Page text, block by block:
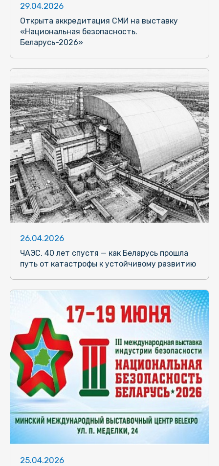
29.04.2026
Открыта аккредитация СМИ на выставку
«Национальная безопасность.
Беларусь-2026»
26.04.2026
ЧАЭС. 40 лет спустя — как Беларусь прошла
путь от катастрофы к устойчивому развитию
25.04.2026